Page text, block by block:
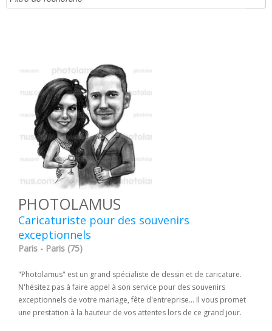
PHOTOLAMUS
Caricaturiste pour des souvenirs
exceptionnels
Paris - Paris (75)
"Photolamus" est un grand spécialiste de dessin et de caricature.
N'hésitez pas à faire appel à son service pour des souvenirs
exceptionnels de votre mariage, fête d'entreprise... Il vous promet
une prestation à la hauteur de vos attentes lors de ce grand jour.